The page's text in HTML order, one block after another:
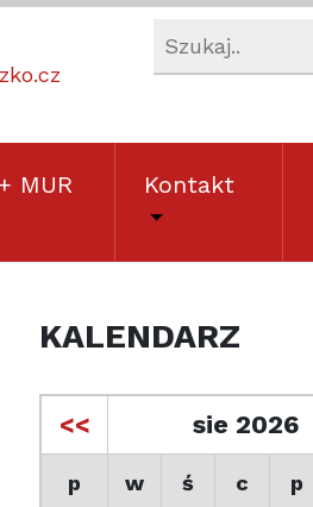
MUR Kontakt
KALENDARZ
<< sie 2026
p w ś c p